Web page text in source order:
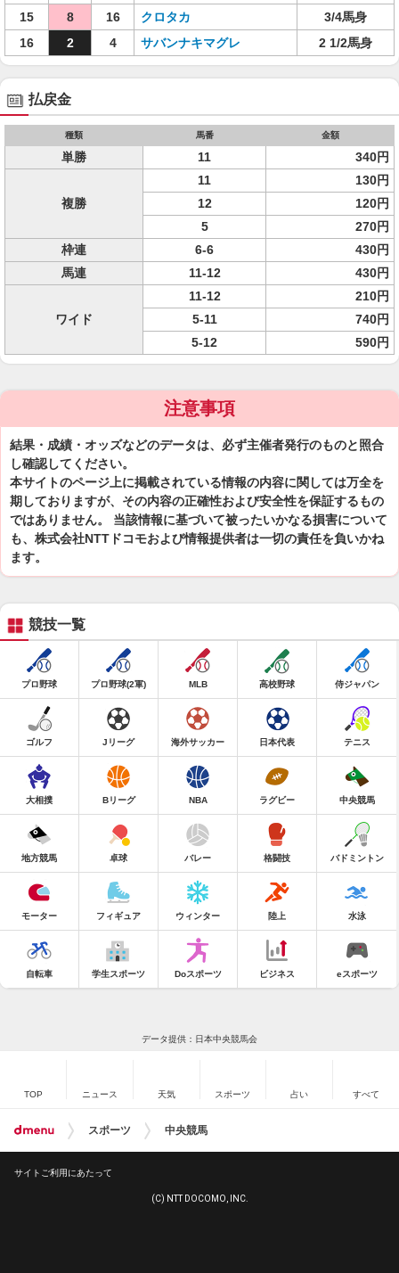
15
8 16 クロタカ
3/4馬身
16
2 4 サバンナキマグレ 2 1/2馬身
払戻金
種類 馬番 金額
単勝 11 340円
複勝
11
130円
12
120円
5
270円
枠連
6-6
430円
馬連
11-12 430円
ワイド
11-12
210円
5-11
740円
5-12
590円
注意事項
結果・成績・オッズなどのデータは、必ず主催者発行のものと照合
し確認してください。
本サイトのページ上に掲載されている情報の内容に関しては万全を
期しておりますが、その内容の正確性および安全性を保証するもの
ではありません。 当該情報に基づいて被ったいかなる損害について
も、株式会社NTTドコモおよび情報提供者は一切の責任を負いかね
ます。
競技一覧
プロ野球 プロ野球(2軍) MLB 高校野球 侍ジャパン
ゴルフ Jリーグ 海外サッカー 日本代表 テニス
大相撲 Bリーグ NBA ラグビー 中央競馬
地方競馬 卓球 バレー 格闘技 バドミントン
モーター フィギュア ウィンター 陸上 水泳
自転車 学生スポーツ Doスポーツ ビジネス eスポーツ
データ提供：日本中央競馬会
TOP ニュース 天気 スポーツ 占い すべて
スポーツ 中央競馬
サイトご利用にあたって
(C) NTT DOCOMO, INC.